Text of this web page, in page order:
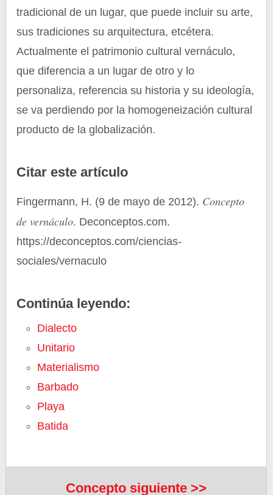
tradicional de un lugar, que puede incluir su arte,
sus tradiciones su arquitectura, etcétera.
Actualmente el patrimonio cultural vernáculo,
que diferencia a un lugar de otro y lo
personaliza, referencia su historia y su ideología,
se va perdiendo por la homogeneización cultural
producto de la globalización.
Citar este artículo
Fingermann, H. (9 de mayo de 2012). Concepto
de vernáculo. Deconceptos.com.
https://deconceptos.com/ciencias-
sociales/vernaculo
Continúa leyendo:
Dialecto
Unitario
Materialismo
Barbado
Playa
Batida
Concepto siguiente >>